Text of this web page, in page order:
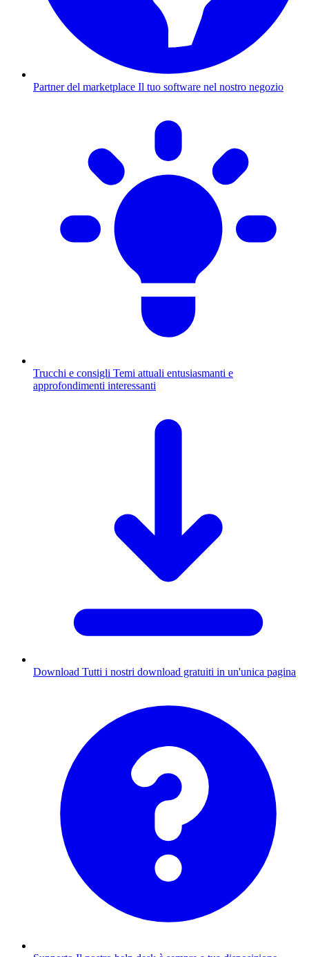
Partner del marketplace Il tuo software nel nostro negozio
Trucchi e consigli Temi attuali entusiasmanti e
approfondimenti interessanti
Download Tutti i nostri download gratuiti in un'unica pagina